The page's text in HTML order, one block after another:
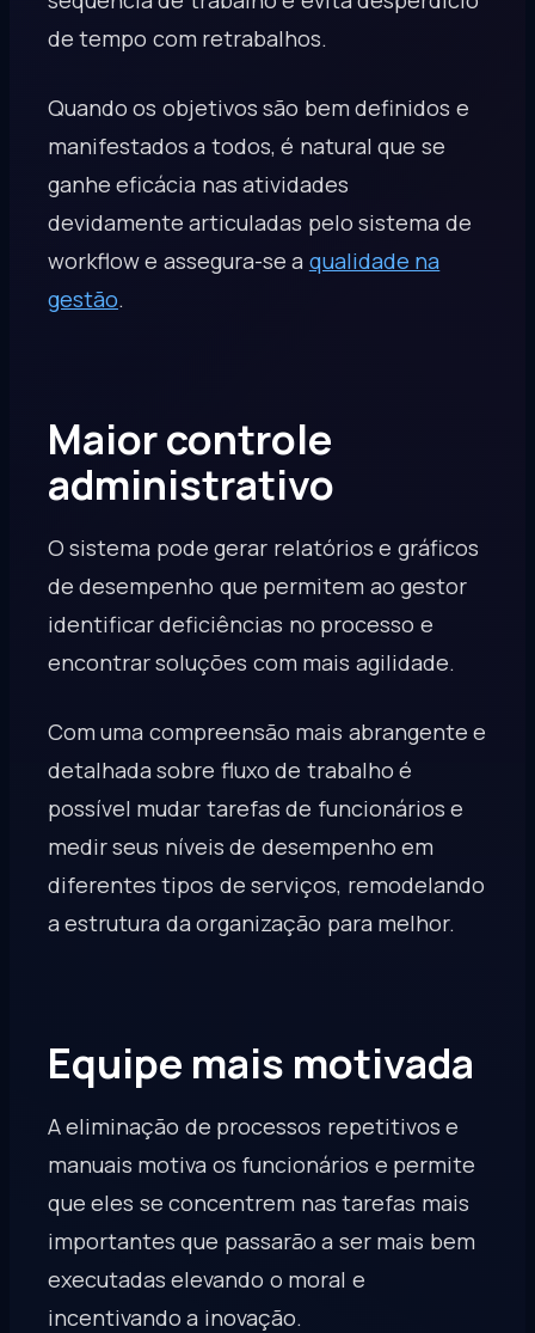
de tempo com retrabalhos.
Quando os objetivos são bem definidos e
manifestados a todos, é natural que se
ganhe eficácia nas atividades
devidamente articuladas pelo sistema de
workflow e assegura-se a qualidade na
gestão.
Maior controle
administrativo
O sistema pode gerar relatórios e gráficos
de desempenho que permitem ao gestor
identificar deficiências no processo e
encontrar soluções com mais agilidade.
Com uma compreensão mais abrangente e
detalhada sobre fluxo de trabalho é
possível mudar tarefas de funcionários e
medir seus níveis de desempenho em
diferentes tipos de serviços, remodelando
a estrutura da organização para melhor.
Equipe mais motivada
A eliminação de processos repetitivos e
manuais motiva os funcionários e permite
que eles se concentrem nas tarefas mais
importantes que passarão a ser mais bem
executadas elevando o moral e
incentivando a inovação.